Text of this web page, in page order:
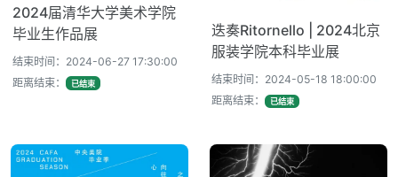
2024届清华大学美术学院
毕业生作品展
结束时间：2024-06-27 17:30:00
距离结束：
已结束
迭奏Ritornello | 2024北京
服装学院本科毕业展
结束时间：2024-05-18 18:00:00
距离结束：
已结束